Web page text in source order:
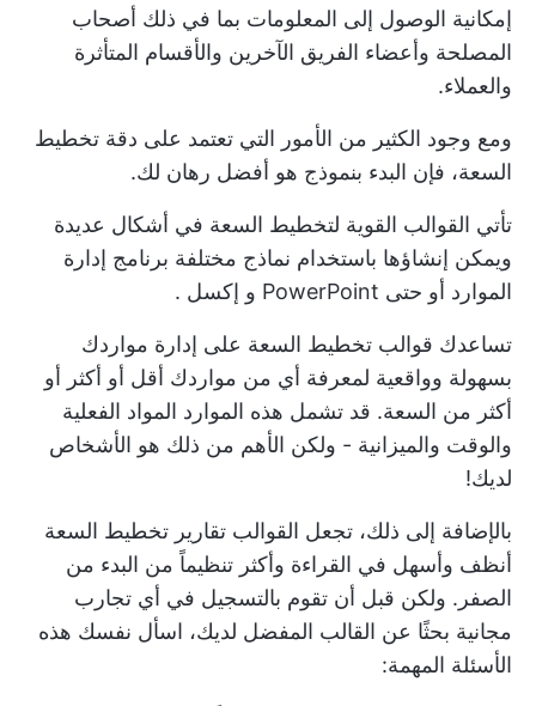
إمكانية الوصول إلى المعلومات بما في ذلك أصحاب
المصلحة وأعضاء الفريق الآخرين والأقسام المتأثرة
والعملاء.
ومع وجود الكثير من الأمور التي تعتمد على دقة تخطيط
السعة، فإن البدء بنموذج هو أفضل رهان لك.
تأتي القوالب القوية لتخطيط السعة في أشكال عديدة
ويمكن إنشاؤها باستخدام نماذج مختلفة برنامج إدارة
الموارد أو حتى PowerPoint و إكسل .
تساعدك قوالب تخطيط السعة على إدارة مواردك
بسهولة وواقعية لمعرفة أي من مواردك أقل أو أكثر أو
أكثر من السعة. قد تشمل هذه الموارد المواد الفعلية
والوقت والميزانية - ولكن الأهم من ذلك هو الأشخاص
لديك!
بالإضافة إلى ذلك، تجعل القوالب تقارير تخطيط السعة
أنظف وأسهل في القراءة وأكثر تنظيماً من البدء من
الصفر. ولكن قبل أن تقوم بالتسجيل في أي تجارب
مجانية بحثًا عن القالب المفضل لديك، اسأل نفسك هذه
الأسئلة المهمة: